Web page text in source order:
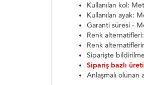
Kullanılan kol:
Kullanılan ayak:
Garanti süresi -
Renk alternatifleri:
Renk
Siparişte
Sipariş bazlı
Anlaşmalı olunan